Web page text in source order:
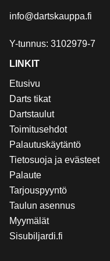
info@dartskauppa.fi
Y-tunnus: 3102979-7
LINKIT
Etusivu
Darts tikat
Dartstaulut
Toimitusehdot
Palautuskäytäntö
Tietosuoja ja evästeet
Palaute
Tarjouspyyntö
Taulun asennus
Myymälät
Sisubiljardi.fi